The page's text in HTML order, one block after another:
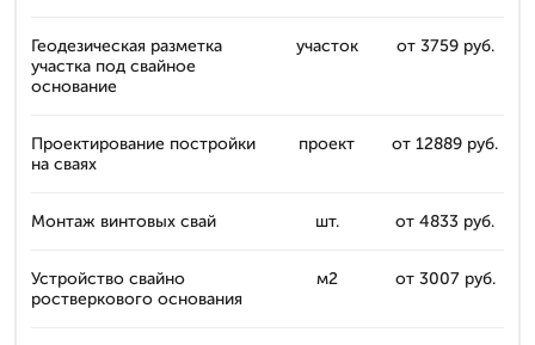
Геодезическая разметка
участка под свайное
основание
участок от 3759 руб.
Проектирование постройки
на сваях
проект от 12889 руб.
Монтаж винтовых свай шт. от 4833 руб.
Устройство свайно
ростверкового основания
м2 от 3007 руб.